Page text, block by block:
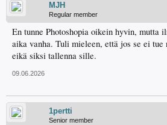
MJH
Regular member
En tunne Photoshopia oikein hyvin, mutta
aika vanha. Tuli mieleen, että jos se ei
eikä siksi tallenna sille.
09.06.2026
1pertti
Senior member